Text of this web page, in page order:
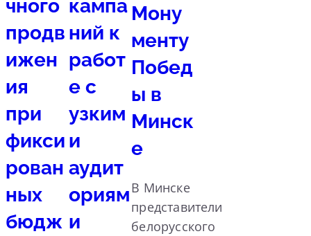
чного
продв
ижен
ия
при
фикси
рован
ных
бюдж
кампа
ний к
работ
е с
узким
и
аудит
ориям
и
Мону
менту
Побед
ы в
Минск
е
В Минске
представители
белорусского